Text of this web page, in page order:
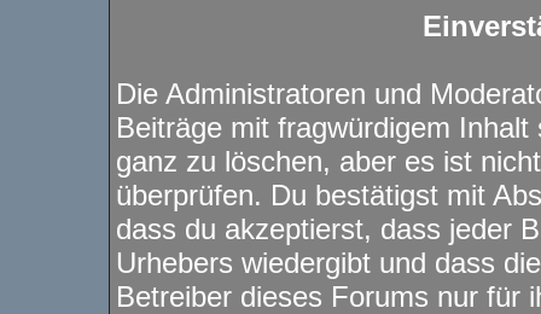
Die Administratoren und
Beiträge mit fragwürdigem
ganz zu löschen, aber es ist
überprüfen. Du bestätigst mit
dass du akzeptierst, dass jeder
Urhebers wiedergibt und dass
Betreiber dieses Forums nur für